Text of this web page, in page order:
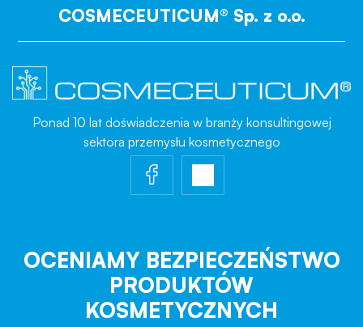
COSMECEUTICUM® Sp. z o.o.
Ponad 10 lat doświadczenia w branży konsultingowej
sektora przemysłu kosmetycznego
OCENIAMY BEZPIECZEŃSTWO
PRODUKTÓW
KOSMETYCZNYCH